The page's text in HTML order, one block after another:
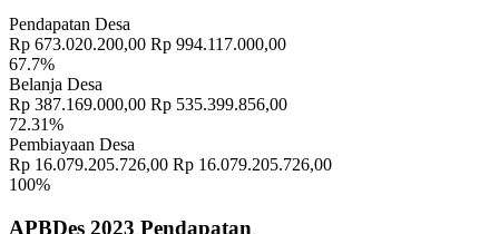
Pendapatan Desa
Rp 673.020.200,00 Rp 994.117.000,00
67.7%
Belanja Desa
Rp 387.169.000,00 Rp 535.399.856,00
72.31%
Pembiayaan Desa
Rp 16.079.205.726,00 Rp 16.079.205.726,00
100%
APBDes 2023 Pendapatan